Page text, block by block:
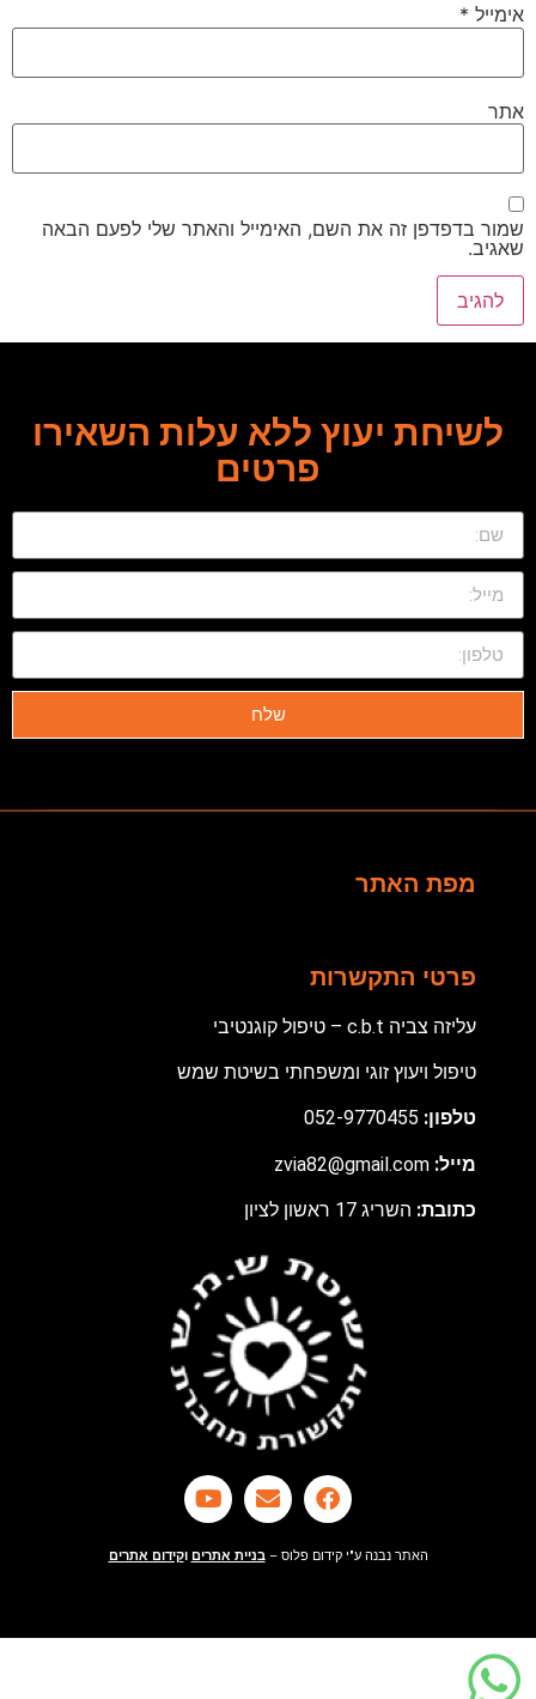
אימייל *
אתר
שמור בדפדפן זה את השם, האימייל והאתר שלי לפעם הבאה
שאגיב.
לשיחת יעוץ ללא עלות השאירו
פרטים
שלח
מפת האתר
פרטי התקשרות
עליזה צביה c.b.t – טיפול קוגנטיבי
טיפול ויעוץ זוגי ומשפחתי בשיטת שמש
טלפון:
מייל:
כתובת: השריג 17 ראשון לציון
האתר נבנה ע"י קידום פלוס –בניית אתרים וקידום אתרים